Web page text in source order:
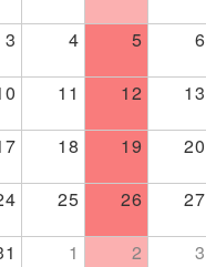
3 4 5 6
11 12 13
18 19 20
25 26 27
1 2 3